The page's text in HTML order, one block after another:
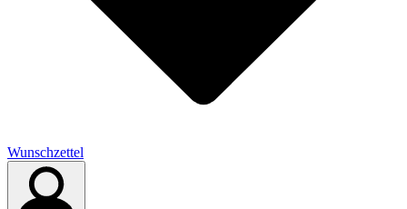
Wunschzettel